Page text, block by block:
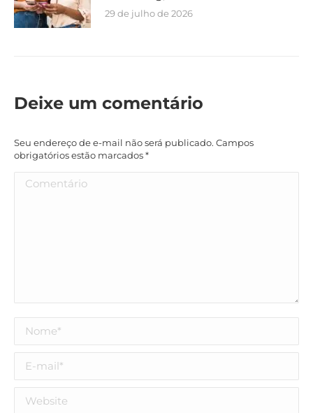
29 de julho de 2026
Deixe um comentário
Seu endereço de e-mail não será publicado. Campos
obrigatórios estão marcados*
Comentário
Nome *
E-mail *
Website